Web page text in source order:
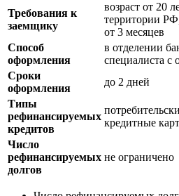
Требования к
заемщику
возраст от 20
территории
от 3 месяцев
Способ
оформления
в отделении
специалиста с
Сроки
оформления
до 2 дней
Типы
рефинансируемых
кредитов
кредитные
Число
рефинансируемых
долгов
не ограничено